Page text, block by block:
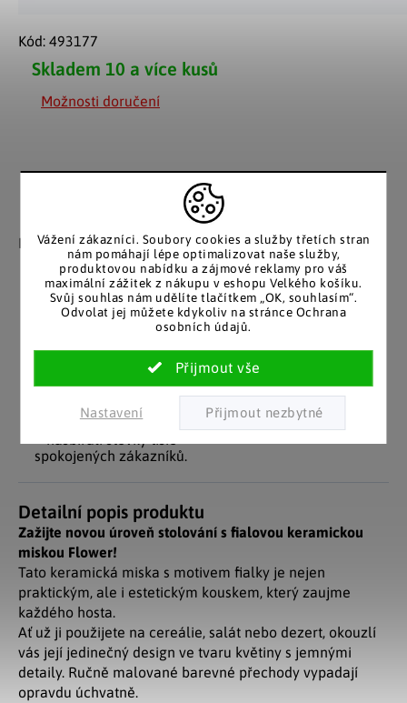
Vážení zákazníci. Soubory cookies a služby třetích stran
nám pomáhají lépe optimalizovat naše služby,
produktovou nabídku a zájmové reklamy pro váš
maximální zážitek z nákupu v eshopu Velkého košíku.
Svůj souhlas nám udělíte tlačítkem „OK, souhlasím“.
Odvolat jej můžete kdykoliv na stránce Ochrana
osobních údajů.
Nastavení
Skladem 10 a více kusů
Možnosti doručení
Kód: 493177
Záruka spokojenosti
Nakupujete bez obav, férové
jednání v každé situaci.
podobě
Stálým zákazníkům
posíláme papírový katalog
do schránky.
Pozitivní ohlasy
Za desítky let na trhu jsme
spokojených zákazníků.
EU distribuce
Z českých skladů pro české
zákazníky. Značkové zboží
se zárukou původu.
Detailní popis produktu
Zažijte novou úroveň stolování s fialovou keramickou
miskou Flower!
Tato keramická miska s motivem fialky je nejen
praktickým, ale i estetickým kouskem, který zaujme
každého hosta.
Ať už ji použijete na cereálie, salát nebo dezert, okouzlí
vás její jedinečný design ve tvaru květiny s jemnými
detaily. Ručně malované barevné přechody vypadají
opravdu úchvatně.